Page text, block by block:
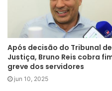
Após decisão do Tribunal de
Justiça, Bruno Reis cobra
greve dos servidores
jun 10, 2025